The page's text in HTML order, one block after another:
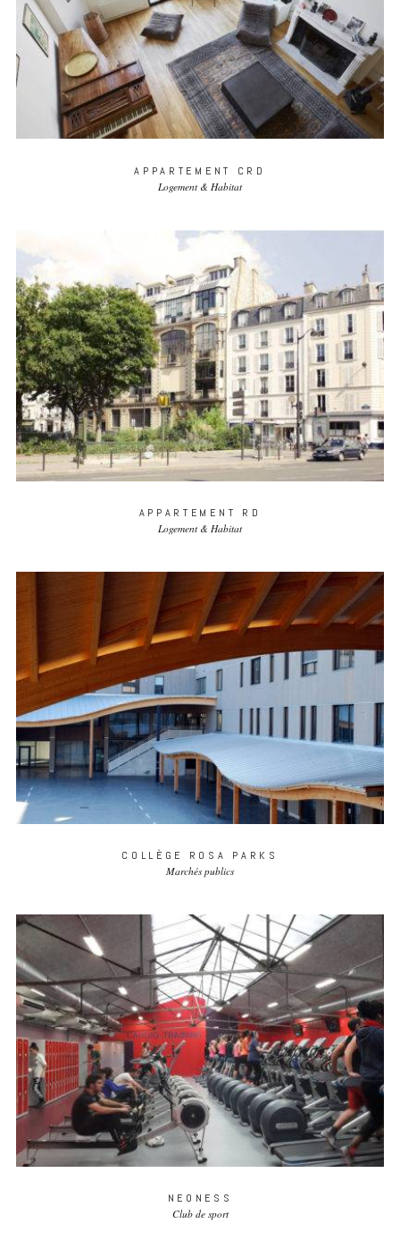
APPARTEMENT CRD
Logement & Habitat
APPARTEMENT RD
Logement & Habitat
COLLÈGE ROSA PARKS
Marchés publics
NEONESS
Club de sport